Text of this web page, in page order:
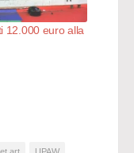
12.000 euro alla
art UPAW